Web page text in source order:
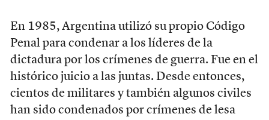
En 1985, Argentina utilizó su propio Código
Penal para condenar a los líderes de la
dictadura por los crímenes de guerra. Fue en el
histórico juicio a las juntas. Desde entonces,
cientos de militares y también algunos civiles
han sido condenados por crímenes de lesa